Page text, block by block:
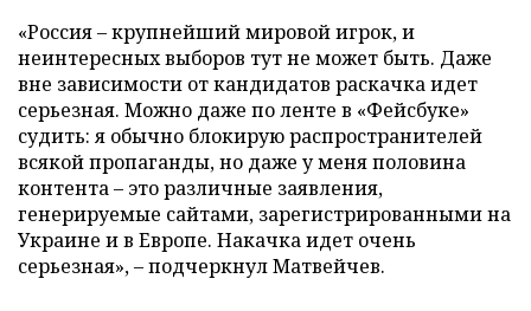
«Россия – крупнейший мировой игрок, и
неинтересных выборов тут не может быть. Даже
вне зависимости от кандидатов раскачка идет
серьезная. Можно даже по ленте в «Фейсбуке»
судить: я обычно блокирую распространителей
всякой пропаганды, но даже у меня половина
контента – это различные заявления,
генерируемые сайтами, зарегистрированными на
Украине и в Европе. Накачка идет очень
серьезная», – подчеркнул Матвейчев.